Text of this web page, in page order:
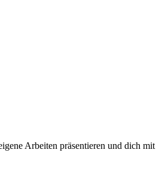
Arbeiten präsentieren und dich mit